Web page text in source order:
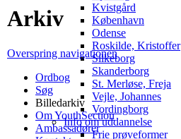
Kvistgård
København
Odense
Roskilde, Kristoffer
Silkeborg
Skanderborg
St. Merløse, Freja
Vejle, Johannes
Vordingborg
Info om uddannelse
Frie prøveformer
Arkiv
Overspring navigationen
Ordbog
Søg
Billedarkiv
Om YouthSection
Ambassadører